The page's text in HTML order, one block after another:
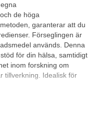
de höga
garanterar att du
Förseglingen är
används. Denna
för din hälsa, samtidigt
inom forskning om
tillverkning. Idealisk för